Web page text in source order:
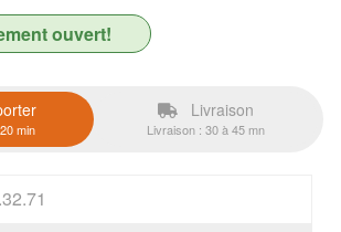
ouvert!
min
Livraison
Livraison : 30 à 45 mn